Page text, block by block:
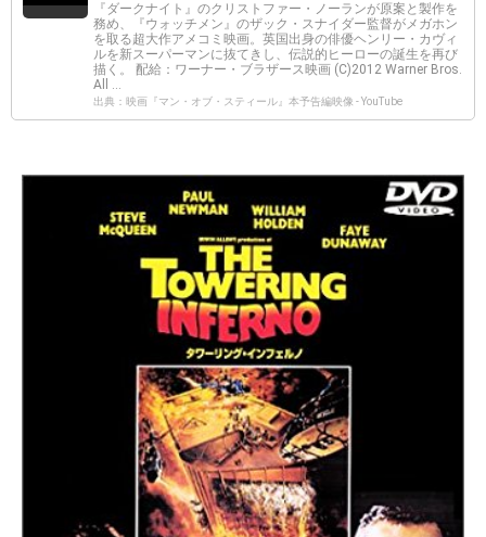
『ダークナイト』のクリストファー・ノーランが原案と製作を
務め、『ウォッチメン』のザック・スナイダー監督がメガホン
を取る超大作アメコミ映画。英国出身の俳優ヘンリー・カヴィ
ルを新スーパーマンに抜てきし、伝説的ヒーローの誕生を再び
描く。 配給：ワーナー・ブラザース映画 (C)2012 Warner Bros.
All ...
出典：映画『マン・オブ・スティール』本予告編映像 - YouTube